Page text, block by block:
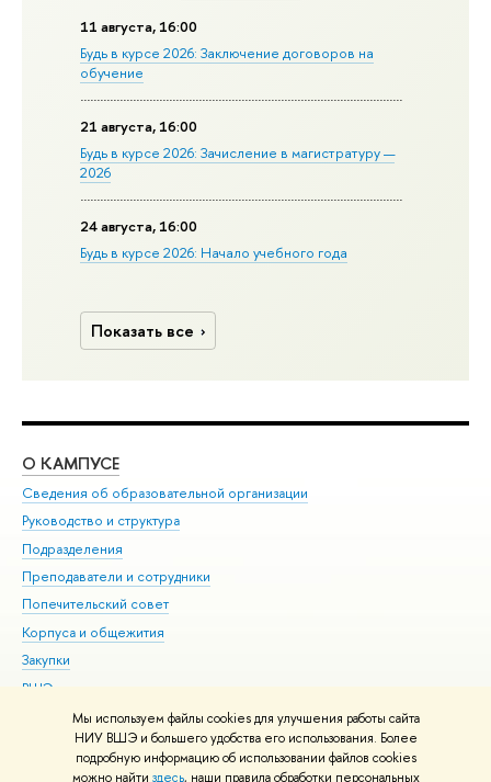
Мы используем файлы cookies для улучшения работы сайта
НИУ ВШЭ и большего удобства его использования. Более
подробную информацию об использовании файлов cookies
можно найти здесь, наши правила обработки персональных
11 августа, 16:00
Будь в курсе 2026: Заключение договоров на
обучение
21 августа, 16:00
Будь в курсе 2026: Зачисление в магистратуру —
2026
24 августа, 16:00
Будь в курсе 2026: Начало учебного года
Показать все
О КАМПУСЕ
Сведения об образовательной организации
Руководство и структура
Подразделения
Преподаватели и сотрудники
Попечительский совет
Корпуса и общежития
Закупки
ВШЭ для студентов с ограниченными возможностями
здоровья и инвалидностью
Версия для слабовидящих
Единая платежная страница